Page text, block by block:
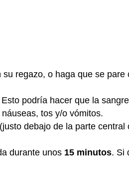
su regazo, o haga que se
podría hacer que la
tos y/o vómitos.
(justo debajo de la parte
durante unos 15 minutos. Si